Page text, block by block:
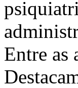
Entre as